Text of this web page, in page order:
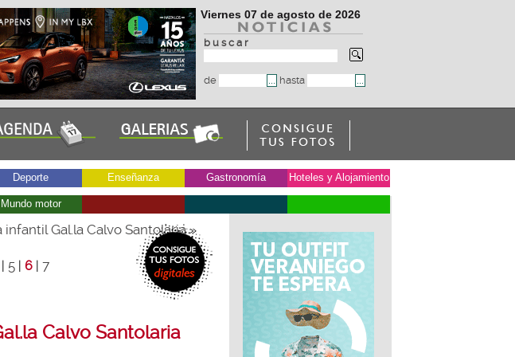
Viernes 07 de agosto de 2026
b u s c a r
de hasta
Deporte Enseñanza Gastronomía Hoteles y Alojamiento
Mundo motor
infantil Gal.la Calvo Santolaria»
5| 6| 7
Calvo Santolaria